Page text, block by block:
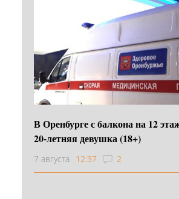
В Оренбурге с балкона на 12
20-летняя девушка (18+)
7 августа 12:37 2